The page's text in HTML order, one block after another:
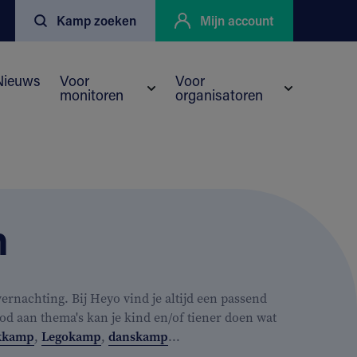
Kamp zoeken Mijn account
voor Kortingen
Voor
monitoren
Submenu voor Voor monitoren
Voor
organisatoren
Bij Heyo vind je altijd een passend
aan thema's kan je kind en/of tiener doen wat
, Legokamp, danskamp...